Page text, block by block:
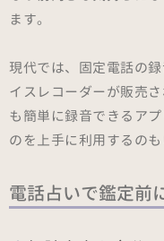
ます。
現代では、固定電話の
イスレコーダーが販売
も簡単に録音できるア
のを上手に利用するのも
電話占いで鑑定前